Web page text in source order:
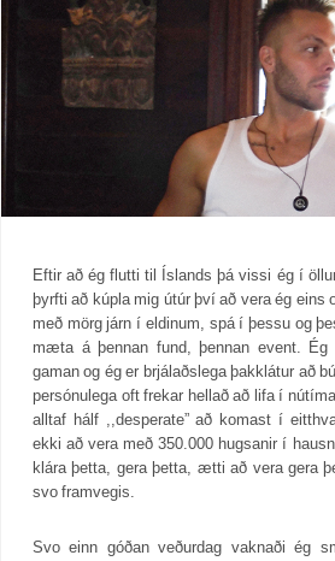
Eftir að ég flutti til Íslands þá vissi ég í
þyrfti að kúpla mig útúr því að vera ég eins
með mörg járn í eldinum, spá í þessu og
mæta á þennan fund, þennan event.
gaman og ég er brjálaðslega þakklátur að
persónulega oft frekar hellað að lifa í
alltaf hálf ,,desperate” að komast í
ekki að vera með 350.000 hugsanir í
klára þetta, gera þetta, ætti að vera gera
svo framvegis.
Svo einn góðan veðurdag vaknaði ég